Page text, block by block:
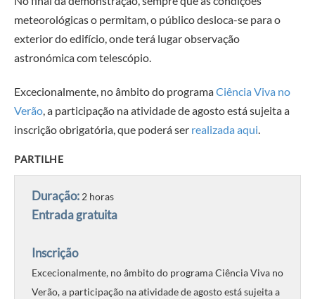
meteorológicas o permitam, o público desloca-se para o
exterior do edifício, onde terá lugar observação
astronómica com telescópio.
Excecionalmente, no âmbito do programaCiência Viva no
Verão , a participação na atividade de agosto está sujeita a
inscrição obrigatória, que poderá ser realizada aqui
PARTILHE
Duração: 2 horas
Entrada gratuita
Inscrição
Excecionalmente, no âmbito do programa Ciência Viva no
Verão, a participação na atividade de agosto está sujeita a